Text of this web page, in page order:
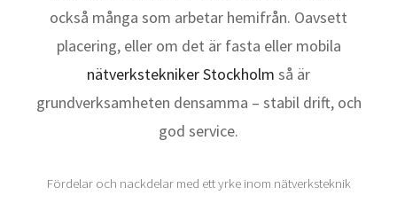
också många som arbetar hemifrån. Oavsett
placering, eller om det är fasta eller mobila
nätverkstekniker Stockholm så är
grundverksamheten densamma – stabil drift, och
god service.
Fördelar och nackdelar med ett yrke inom nätverksteknik